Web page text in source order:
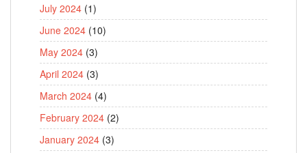
July 2024 (1)
June 2024 (10)
May 2024 (3)
April 2024 (3)
March 2024 (4)
February 2024 (2)
January 2024 (3)